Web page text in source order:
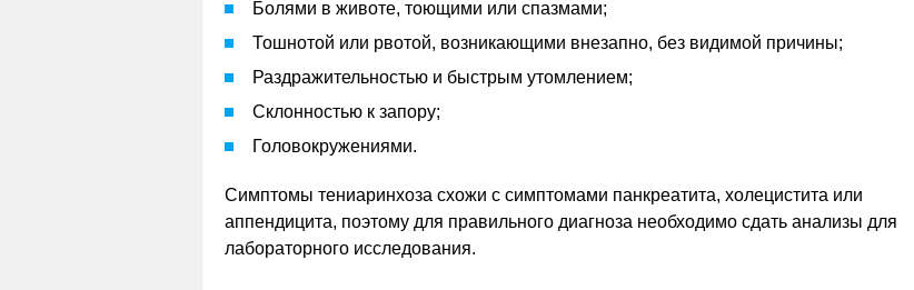
Болями в животе, тоющими или спазмами;
Тошнотой или рвотой, возникающими внезапно, без видимой причины;
Раздражительностью и быстрым утомлением;
Склонностью к запору;
Головокружениями.
Симптомы тениаринхоза схожи с симптомами панкреатита, холецистита или
аппендицита, поэтому для правильного диагноза необходимо сдать анализы для
лабораторного исследования.